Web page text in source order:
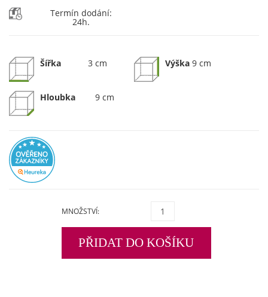
Termín dodání:
24h.
Šířka 3 cm Výška 9 cm
Hloubka 9 cm
MNOŽSTVÍ:
PŘIDAT DO KOŠÍKU